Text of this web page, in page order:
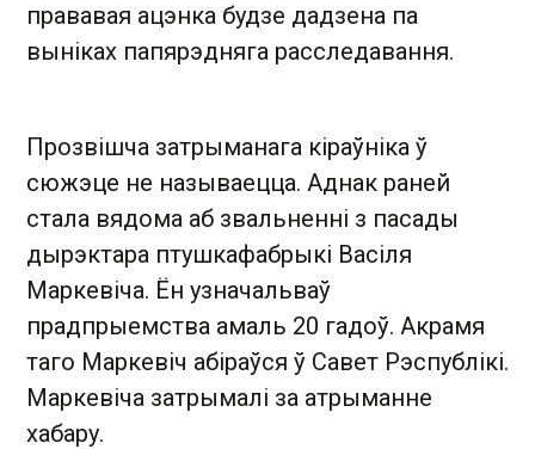
прававая ацэнка будзе дадзена па
выніках папярэдняга расследавання.
Прозвішча затрыманага кіраўніка ў
сюжэце не называецца. Аднак раней
стала вядома аб звальненні з пасады
дырэктара птушкафабрыкі Васіля
Маркевіча. Ён узначальваў
прадпрыемства амаль 20 гадоў. Акрамя
таго Маркевіч абіраўся ў Савет Рэспублікі.
Маркевіча затрымалі за атрыманне
хабару.